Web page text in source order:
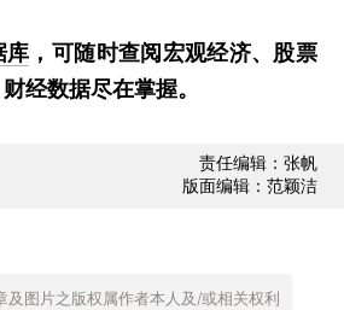
库 ，可随时查阅宏观经济、股票
经数据尽在掌握。
责任编辑：张帆
版面编辑：范颖洁
及图片之版权属作者本人及/或相关权利